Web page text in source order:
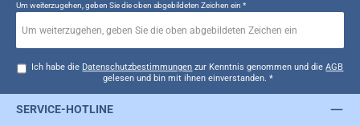
Um weiterzugehen, geben Sie die oben abgebildeten Zeichen ein *
Ich habe die Datenschutzbestimmungen zur Kenntnis genommen und dieAGB
gelesen und bin mit ihnen einverstanden. *
SERVICE-HOTLINE